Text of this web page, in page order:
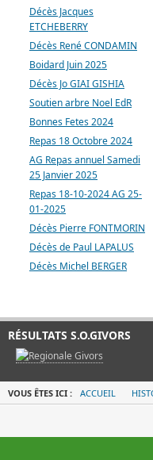
Décès Jacques
ETCHEBERRY
Décès René CONDAMIN
Boidard Juin 2025
Décès Jo GIAI GISHIA
Soutien arbre Noel EdR
Bonnes Fetes 2024
Repas 18 Octobre 2024
AG Repas annuel Samedi
25 Janvier 2025
Repas 18-10-2024 AG 25-
01-2025
Décès Pierre FONTMORIN
Décès de Paul LAPALUS
Décès Michel BERGER
RÉSULTATS S.O.GIVORS
VOUS ÊTES ICI : ACCUEIL